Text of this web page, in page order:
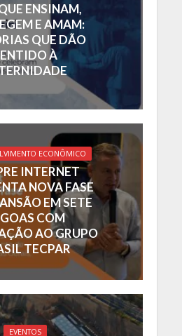
ENSINAM,
E AMAM:
QUE DÃO
À
ECONÔMICO
INTERNET
NOVA FASE
EM SETE
COM
AO GRUPO
TECPAR
EVENTOS